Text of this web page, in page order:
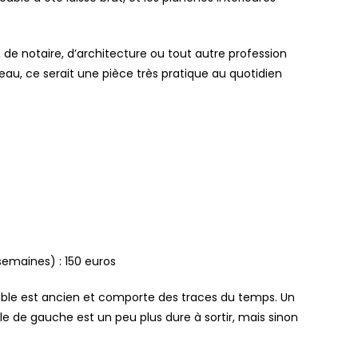
notaire, d’architecture ou tout autre profession
ce serait une pièce très pratique au quotidien
: 150 euros
est ancien et comporte des traces du temps. Un
gauche est un peu plus dure à sortir, mais sinon